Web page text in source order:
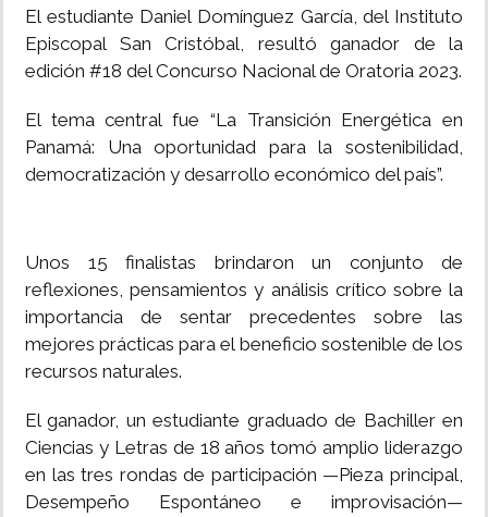
El estudiante Daniel Domínguez García, del Instituto
Episcopal San Cristóbal, resultó ganador de la
edición #18 del Concurso Nacional de Oratoria 2023.
El tema central fue “La Transición Energética en
Panamá: Una oportunidad para la sostenibilidad,
democratización y desarrollo económico del país”.
Unos 15 finalistas brindaron un conjunto de
reflexiones, pensamientos y análisis crítico sobre la
importancia de sentar precedentes sobre las
mejores prácticas para el beneficio sostenible de los
recursos naturales.
El ganador, un estudiante graduado de Bachiller en
Ciencias y Letras de 18 años tomó amplio liderazgo
en las tres rondas de participación —Pieza principal,
Desempeño Espontáneo e improvisación—